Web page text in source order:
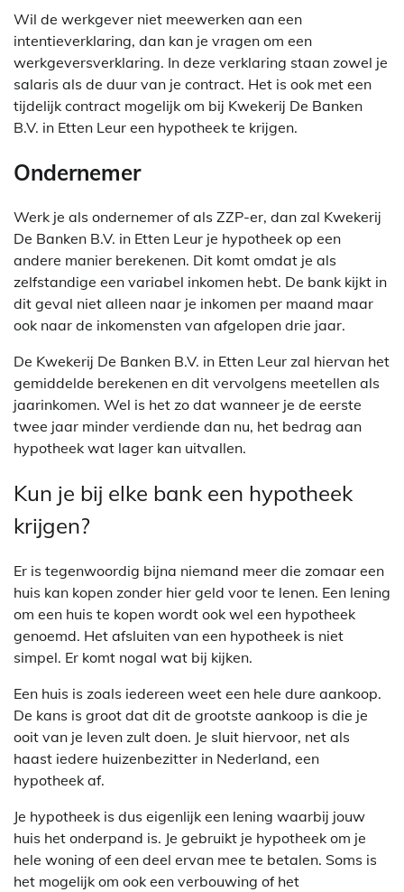
Wil de werkgever niet meewerken aan een
intentieverklaring, dan kan je vragen om een
werkgeversverklaring. In deze verklaring staan zowel je
salaris als de duur van je contract. Het is ook met een
tijdelijk contract mogelijk om bij Kwekerij De Banken
B.V. in Etten Leur een hypotheek te krijgen.
Ondernemer
Werk je als ondernemer of als ZZP-er, dan zal Kwekerij
De Banken B.V. in Etten Leur je hypotheek op een
andere manier berekenen. Dit komt omdat je als
zelfstandige een variabel inkomen hebt. De bank kijkt in
dit geval niet alleen naar je inkomen per maand maar
ook naar de inkomensten van afgelopen drie jaar.
De Kwekerij De Banken B.V. in Etten Leur zal hiervan het
gemiddelde berekenen en dit vervolgens meetellen als
jaarinkomen. Wel is het zo dat wanneer je de eerste
twee jaar minder verdiende dan nu, het bedrag aan
hypotheek wat lager kan uitvallen.
Kun je bij elke bank een hypotheek
krijgen?
Er is tegenwoordig bijna niemand meer die zomaar een
huis kan kopen zonder hier geld voor te lenen. Een lening
om een huis te kopen wordt ook wel een hypotheek
genoemd. Het afsluiten van een hypotheek is niet
simpel. Er komt nogal wat bij kijken.
Een huis is zoals iedereen weet een hele dure aankoop.
De kans is groot dat dit de grootste aankoop is die je
ooit van je leven zult doen. Je sluit hiervoor, net als
haast iedere huizenbezitter in Nederland, een
hypotheek af.
Je hypotheek is dus eigenlijk een lening waarbij jouw
huis het onderpand is. Je gebruikt je hypotheek om je
hele woning of een deel ervan mee te betalen. Soms is
het mogelijk om ook een verbouwing of het